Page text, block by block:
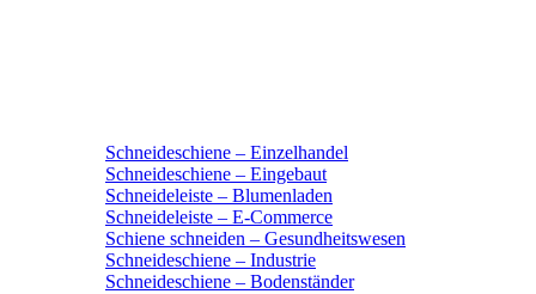
Schneideschiene – Einzelhandel
Schneideschiene – Eingebaut
Schneideleiste – Blumenladen
Schneideleiste – E-Commerce
Schiene schneiden – Gesundheitswesen
Schneideschiene – Industrie
Schneideschiene – Bodenständer